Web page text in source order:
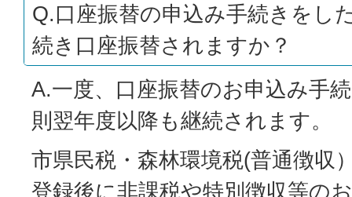
Q.口座振替の申込み手続きをし
続き口座振替されますか？
A.一度、口座振替のお申込み手
則翌年度以降も継続されます。
市県民税・森林環境税(普通徴収
登録後に非課税や特別徴収等の